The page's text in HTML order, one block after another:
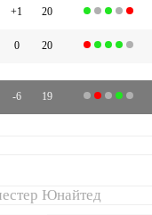
+1 20
0 20
-6 19
Юнайтед